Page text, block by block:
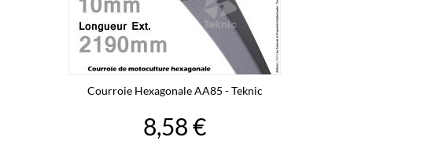
Courroie Hexagonale AA85 - Teknic
8,58 €